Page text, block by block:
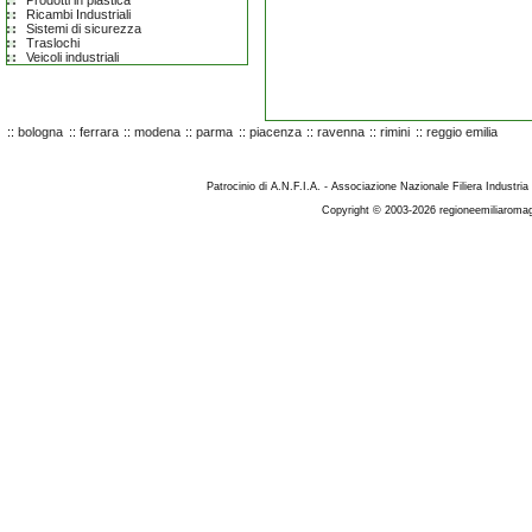
Ricambi Industriali
Sistemi di sicurezza
Traslochi
Veicoli industriali
:: bologna :: ferrara :: modena :: parma :: piacenza :: ravenna :: rimini :: reggio emilia
Patrocinio di A.N.F.I.A. - Associazione Nazionale Filiera
Copyright © 2003-2026